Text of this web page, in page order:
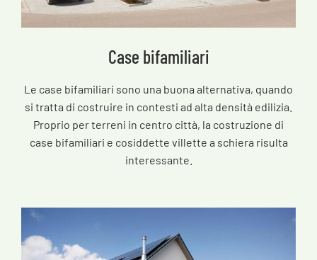
Case bifamiliari
Le case bifamiliari sono una buona alternativa, quando
si tratta di costruire in contesti ad alta densità edilizia.
Proprio per terreni in centro città, la costruzione di
case bifamiliari e cosiddette villette a schiera risulta
interessante.